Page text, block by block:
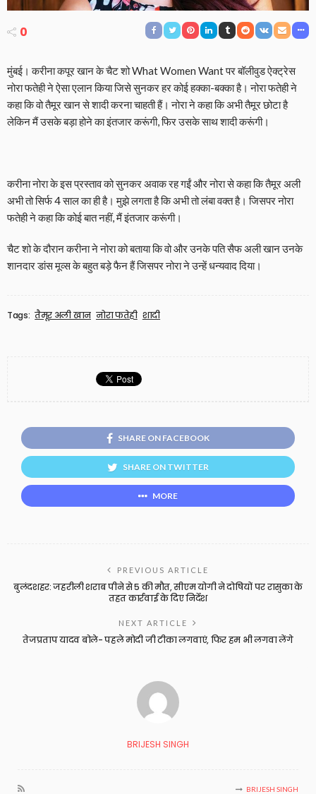
0
मुंबई। करीना कपूर खान के चैट शो What Women Want पर बॉलीवुड ऐक्ट्रेस
नोरा फतेही ने ऐसा एलान किया जिसे सुनकर हर कोई हक्का-बक्का है। नोरा फतेही ने
कहा कि वो तैमूर खान से शादी करना चाहती हैं। नोरा ने कहा कि अभी तैमूर छोटा है
लेकिन मैं उसके बड़ा होने का इंतजार करूंगी, फिर उसके साथ शादी करूंगी।
करीना नोरा के इस प्रस्ताव को सुनकर अवाक रह गईं और नोरा से कहा कि तैमूर अली
अभी तो सिर्फ 4 साल का ही है। मुझे लगता है कि अभी तो लंबा वक्त है। जिसपर नोरा
फतेही ने कहा कि कोई बात नहीं, मैं इंतजार करूंगी।
चैट शो के दौरान करीना ने नोरा को बताया कि वो और उनके पति सैफ अली खान उनके
शानदार डांस मूव्स के बहुत बड़े फैन हैं जिसपर नोरा ने उन्हें धन्यवाद दिया।
Tags: तैमूर अली खान नोरा फतेही शादी
SHARE ON FACEBOOK
SHARE ON TWITTER
MORE
PREVIOUS ARTICLE
बुलंदशहर: जहरीली शराब पीने से 5 की मौत, सीएम योगी ने दोषियों पर रासुका के
तहत कार्रवाई के दिए निर्देश
NEXT ARTICLE
तेजप्रताप यादव बोले- पहले मोदी जी टीका लगवाएं, फिर हम भी लगवा लेंगे
BRIJESH SINGH
BRIJESH SINGH